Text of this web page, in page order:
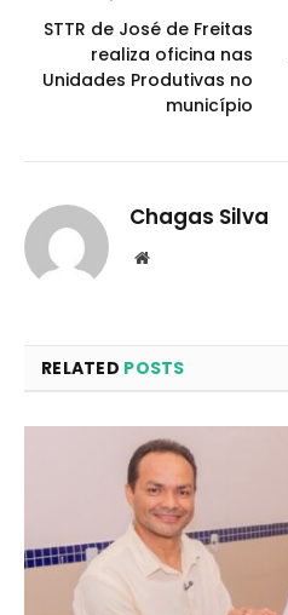
STTR de José de Freitas
realiza oficina nas
Unidades Produtivas no
município
Chagas Silva
Website
RELATED POSTS